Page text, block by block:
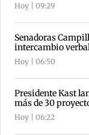
Hoy | 09:29
Senadoras
intercambio
Hoy | 06:50
Presidente Kast
más de 30
Hoy | 06:22